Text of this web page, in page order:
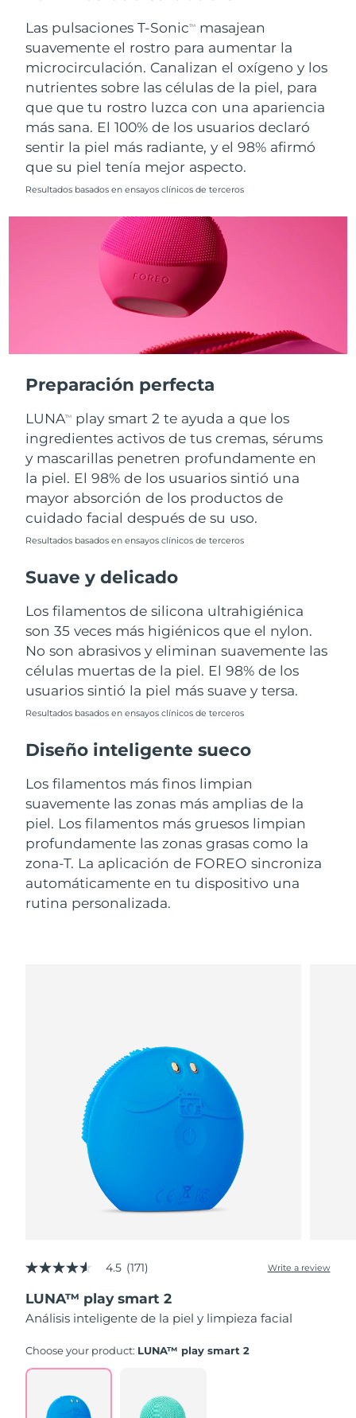
Las pulsaciones T-SonicTM
masajean
suavemente el rostro para aumentar la
microcirculación. Canalizan el oxígeno y los
nutrientes sobre las células de la piel, para
que que tu rostro luzca con una apariencia
más sana. El 100% de los usuarios declaró
sentir la piel más radiante, y el 98% afirmó
que su piel tenía mejor aspecto.
Resultados basados en ensayos clínicos de terceros
Preparación perfecta
LUNATM
play smart 2 te ayuda a que los
ingredientes activos de tus cremas, sérums
y mascarillas penetren profundamente en
la piel. El 98% de los usuarios sintió una
mayor absorción de los productos de
cuidado facial después de su uso.
Resultados basados en ensayos clínicos de terceros
Suave y delicado
Los filamentos de silicona ultrahigiénica
son 35 veces más higiénicos que el nylon.
No son abrasivos y eliminan suavemente las
células muertas de la piel. El 98% de los
usuarios sintió la piel más suave y tersa.
Resultados basados en ensayos clínicos de terceros
Diseño inteligente sueco
Los filamentos más finos limpian
suavemente las zonas más amplias de la
piel. Los filamentos más gruesos limpian
profundamente las zonas grasas como la
zona-T. La aplicación de FOREO sincroniza
automáticamente en tu dispositivo una
rutina personalizada.
4.5
of
5
stars,
rating
Read
Reviews.
Same
4.5 (171) Write a review
LUNA™ play smart 2
Análisis inteligente de la piel y limpieza facial
Choose your product: LUNA™ play smart 2
Eslovaquia Entrega prevista
Eslovenia Entrega prevista11/8/26
Sudáfrica Entrega prevista19/8/26
Corea del Sur Entrega prevista
Entrega prevista
Entrega prevista
Entrega prevista15/8/26
Turquía Entrega prevista
Emiratos Árabes
Unidos
Entrega prevista
Reino Unido Entrega prevista11/8/26
Estados Unidos Entrega prevista